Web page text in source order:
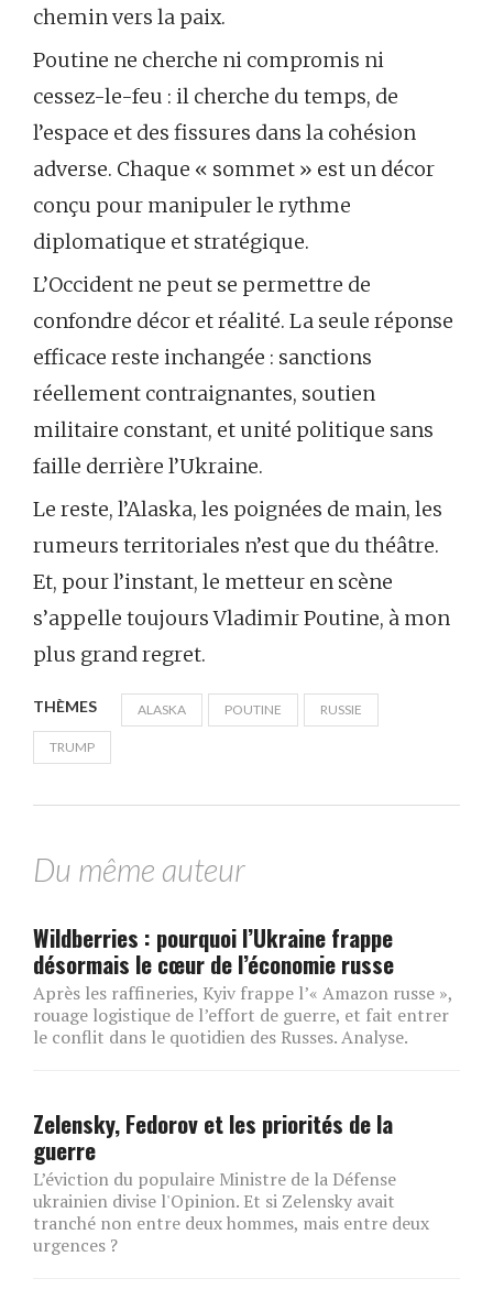
chemin vers la paix.
Poutine ne cherche ni compromis ni
cessez-le-feu : il cherche du temps, de
l’espace et des fissures dans la cohésion
adverse. Chaque « sommet » est un décor
conçu pour manipuler le rythme
diplomatique et stratégique.
L’Occident ne peut se permettre de
confondre décor et réalité. La seule réponse
efficace reste inchangée : sanctions
réellement contraignantes, soutien
militaire constant, et unité politique sans
faille derrière l’Ukraine.
Le reste, l’Alaska, les poignées de main, les
rumeurs territoriales n’est que du théâtre.
Et, pour l’instant, le metteur en scène
s’appelle toujours Vladimir Poutine, à mon
plus grand regret.
THÈMES ALASKA POUTINE RUSSIE
TRUMP
Du même auteur
Wildberries : pourquoi l’Ukraine frappe
désormais le cœur de l’économie russe
Après les raffineries, Kyiv frappe l’« Amazon russe »,
rouage logistique de l’effort de guerre, et fait entrer
le conflit dans le quotidien des Russes. Analyse.
Zelensky, Fedorov et les priorités de la
guerre
L’éviction du populaire Ministre de la Défense
ukrainien divise l'Opinion. Et si Zelensky avait
tranché non entre deux hommes, mais entre deux
urgences ?